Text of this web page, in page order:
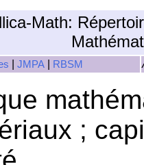
Math:
JMPA RBSM
;